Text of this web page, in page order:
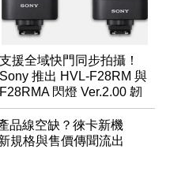
支援全域快門同步拍攝！
Sony 推出 HVL-F28RM 與
F28RMA 閃燈 Ver.2.00 韌
體
品線空缺？徠卡新機
規格與售價傳聞流出